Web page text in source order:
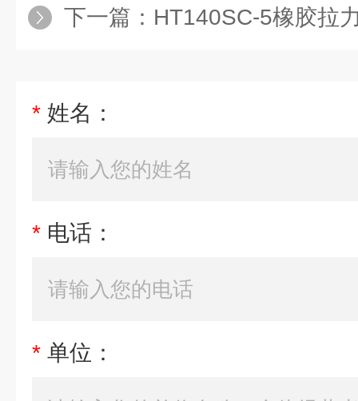
下一篇： HT140SC-5橡胶拉
* 姓名：
* 电话：
* 单位：